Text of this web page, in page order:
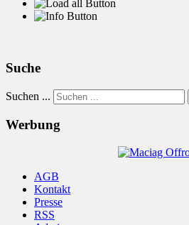
Suche
Suchen ...
Werbung
AGB
Kontakt
Presse
RSS